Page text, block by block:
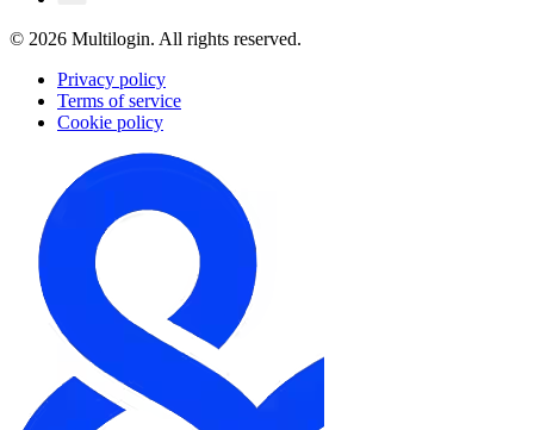
© 2026 Multilogin. All rights reserved.
Privacy policy
Terms of service
Cookie policy